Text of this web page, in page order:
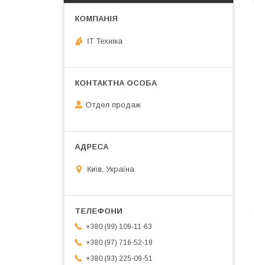
IT Техніка
Отдел продаж
Київ, Україна
+380 (99) 109-11-63
+380 (97) 716-52-18
+380 (93) 225-09-51